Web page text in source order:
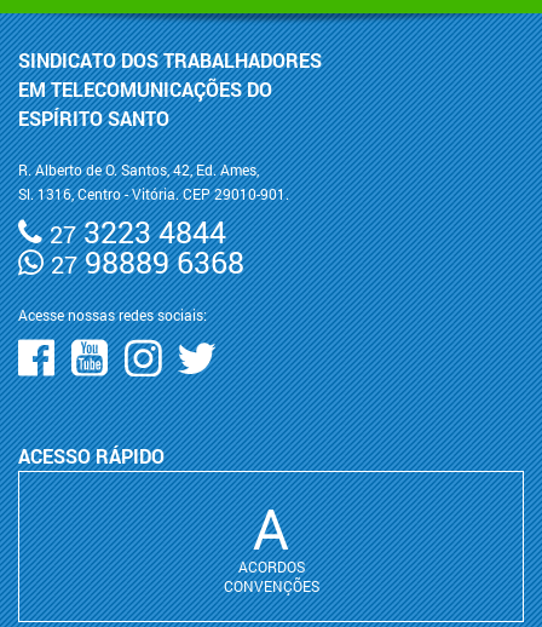
SINDICATO DOS TRABALHADORES
EM TELECOMUNICAÇÕES DO
ESPÍRITO SANTO
R. Alberto de O. Santos, 42, Ed. Ames,
Sl. 1316, Centro - Vitória. CEP 29010-901.
273223 4844
2798889 6368
Acesse nossas redes sociais:
ACESSO RÁPIDO
A
ACORDOS
CONVENÇÕES